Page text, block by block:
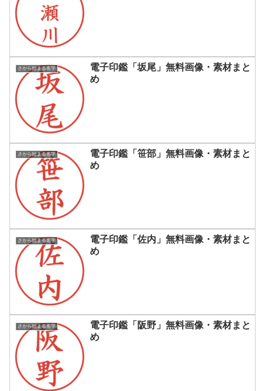
さから始まる名字
電子印鑑「坂尾」無料画像・素材まと
め
さから始まる名字
電子印鑑「笹部」無料画像・素材まと
め
さから始まる名字
電子印鑑「佐内」無料画像・素材まと
め
さから始まる名字
電子印鑑「阪野」無料画像・素材まと
め